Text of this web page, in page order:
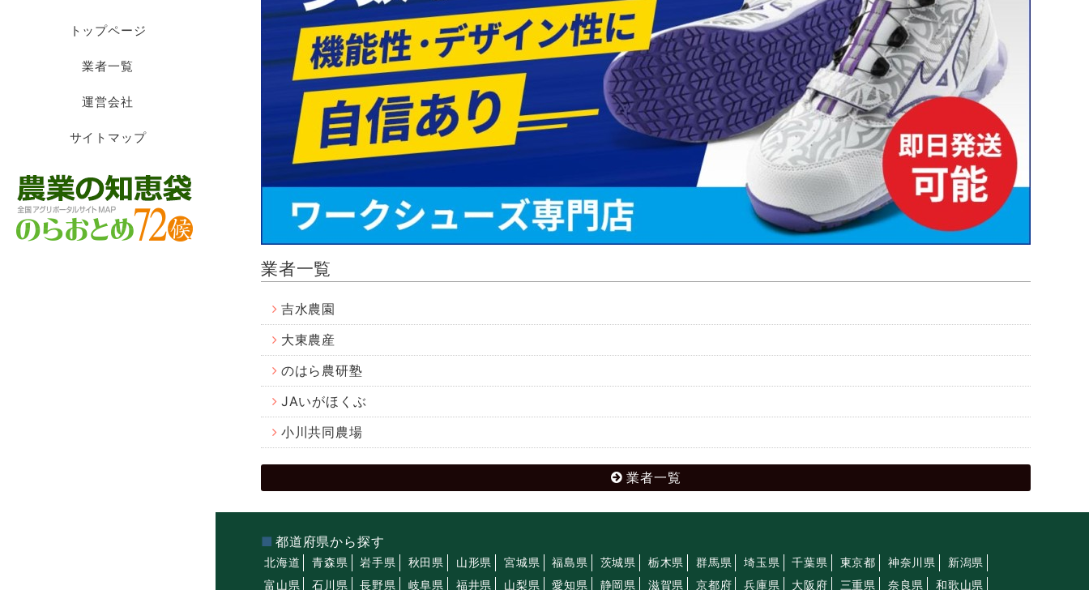
トップページ
業者一覧
運営会社
サイトマップ
業者一覧
吉水農園
大東農産
のはら農研塾
JAいがほくぶ
小川共同農場
業者一覧
都道府県から探す
北海道 青森県 岩手県 秋田県 山形県 宮城県 福島県 茨城県 栃木県 群馬県 埼玉県 千葉県 東京都 神奈川県
新潟県
富山県
石川県 長野県 岐阜県 福井県 山梨県 愛知県 静岡県 滋賀県 京都府 兵庫県 大阪府 三重県 奈良県 和歌山県